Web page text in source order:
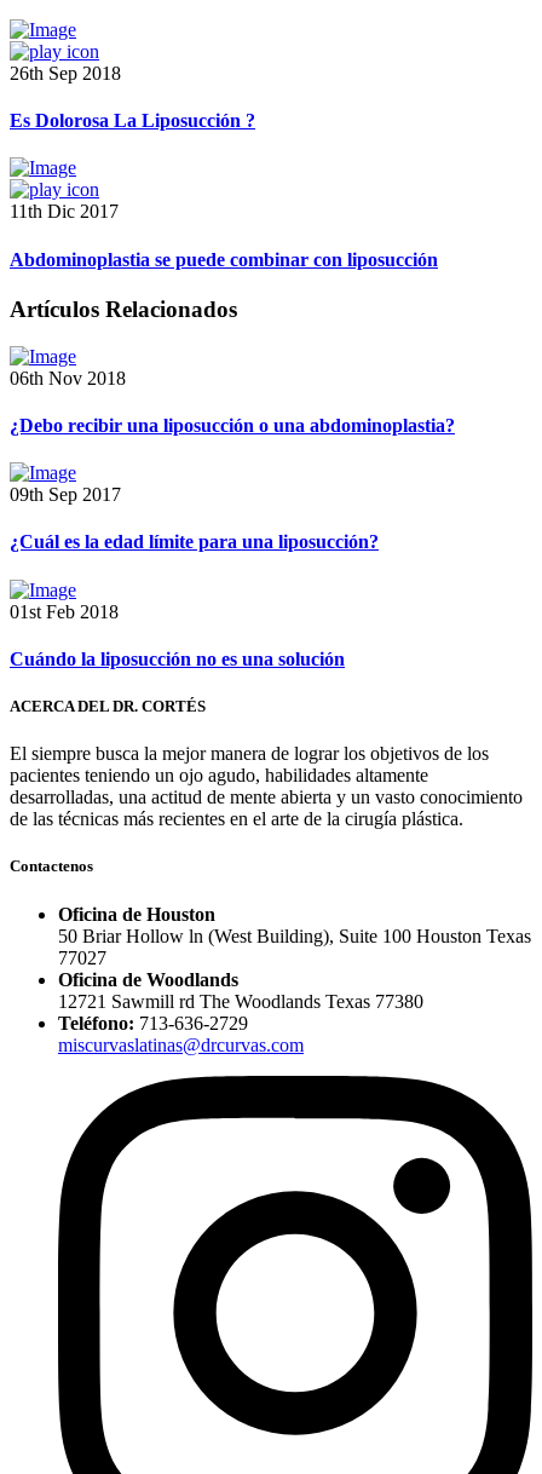
26th Sep 2018
Es Dolorosa La Liposucción ?
11th Dic 2017
Abdominoplastia se puede combinar con liposucción
Artículos Relacionados
06th Nov 2018
¿Debo recibir una liposucción o una abdominoplastia?
09th Sep 2017
¿Cuál es la edad límite para una liposucción?
01st Feb 2018
Cuándo la liposucción no es una solución
ACERCA DEL DR. CORTÉS
El siempre busca la mejor manera de lograr los objetivos de los
pacientes teniendo un ojo agudo, habilidades altamente
desarrolladas, una actitud de mente abierta y un vasto conocimiento
de las técnicas más recientes en el arte de la cirugía plástica.
Contactenos
Oficina de Houston
50 Briar Hollow ln (West Building), Suite 100 Houston Texas
77027
Oficina de Woodlands
12721 Sawmill rd The Woodlands Texas 77380
Teléfono: 713-636-2729
miscurvaslatinas@drcurvas.com